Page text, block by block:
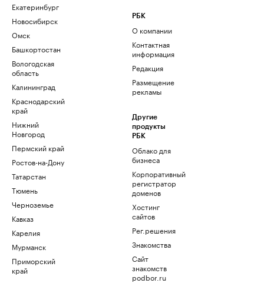
Екатеринбург
Новосибирск
Омск
Башкортостан
Вологодская
область
Калининград
Краснодарский
край
Нижний
Новгород
Пермский край
Ростов-на-Дону
Татарстан
Тюмень
Черноземье
Кавказ
Карелия
Мурманск
Приморский
край
РБК
О компании
Контактная
информация
Редакция
Размещение
рекламы
Другие
продукты
РБК
Облако для
бизнеса
Корпоративный
регистратор
доменов
Хостинг
сайтов
Рег.решения
Знакомства
Сайт
знакомств
podbor.ru